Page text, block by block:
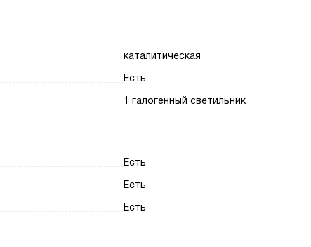
каталитическая
Есть
1 галогенный светильник
Есть
Есть
Есть